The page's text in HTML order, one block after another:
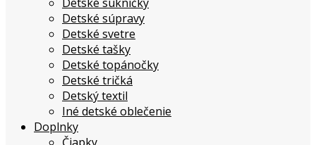
Detské súpravy
Detské svetre
Detské tašky
Detské topánočky
Detské tričká
Detský textil
Iné detské oblečenie
Doplnky